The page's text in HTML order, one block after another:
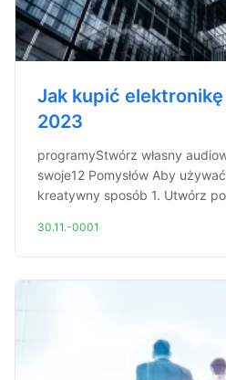
Jak kupić
2023
programyStwórz własny
swoje12 Pomysłów Aby
kreatywny sposób 1. Utwórz
30.11.-0001